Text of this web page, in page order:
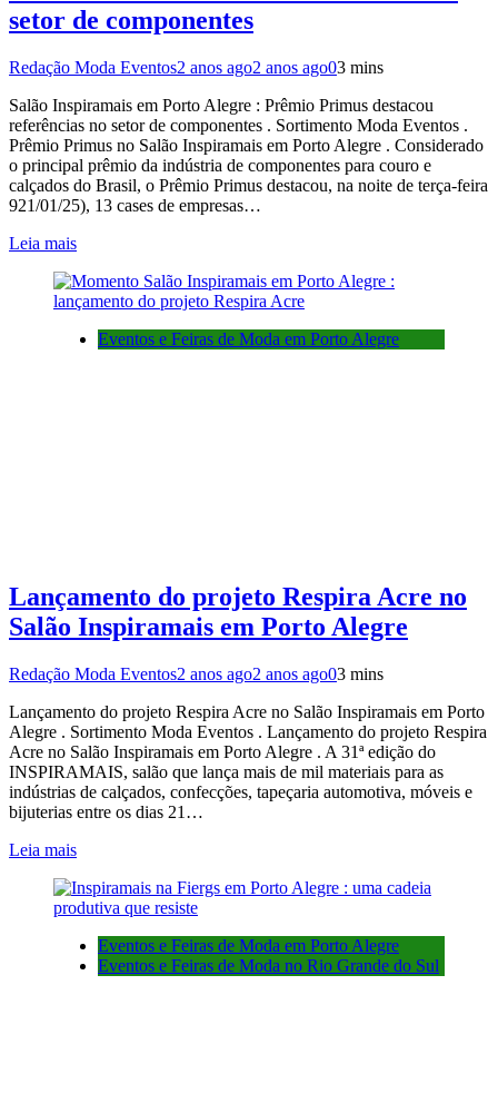
setor de componentes
Redação Moda Eventos2 anos ago2 anos ago03 mins
Salão Inspiramais em Porto Alegre : Prêmio Primus destacou
referências no setor de componentes . Sortimento Moda Eventos .
Prêmio Primus no Salão Inspiramais em Porto Alegre . Considerado
o principal prêmio da indústria de componentes para couro e
calçados do Brasil, o Prêmio Primus destacou, na noite de terça-feira
921/01/25), 13 cases de empresas…
Leia mais
Eventos e Feiras de Moda em Porto Alegre
Lançamento do projeto Respira Acre no
Salão Inspiramais em Porto Alegre
Redação Moda Eventos2 anos ago2 anos ago03 mins
Lançamento do projeto Respira Acre no Salão Inspiramais em Porto
Alegre . Sortimento Moda Eventos . Lançamento do projeto Respira
Acre no Salão Inspiramais em Porto Alegre . A 31ª edição do
INSPIRAMAIS, salão que lança mais de mil materiais para as
indústrias de calçados, confecções, tapeçaria automotiva, móveis e
bijuterias entre os dias 21…
Leia mais
Eventos e Feiras de Moda em Porto Alegre
Eventos e Feiras de Moda no Rio Grande do Sul